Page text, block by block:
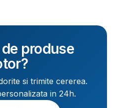
produse
?
si trimite cererea.
in 24h.